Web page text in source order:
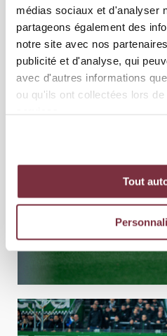
médias sociaux et d'analyser
partageons également des
notre site avec nos
publicité et d'analyse, qui
avec d'autres informations
ou qu'ils ont collectées lors
Tout